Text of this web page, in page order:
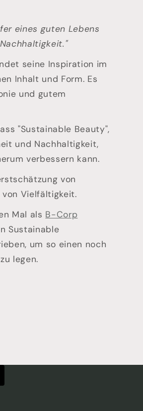
eines guten Lebens
seine Inspiration im
Inhalt und Form. Es
und gutem
"Sustainable Beauty",
und Nachhaltigkeit,
verbessern kann.
von
Vielfältigkeit.
Mal als B-Corp
Sustainable
um so einen noch
legen.